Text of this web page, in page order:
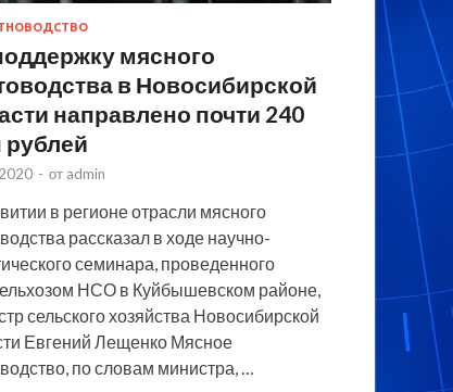
мясного
в Новосибирской
направлено почти 240
- от admin
в регионе отрасли мясного
рассказал в ходе научно-
семинара, проведенного
НСО в Куйбышевском районе,
сельского хозяйства Новосибирской
Евгений Лещенко Мясное
по словам министра, …